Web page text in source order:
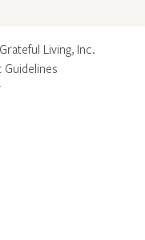
Living, Inc.